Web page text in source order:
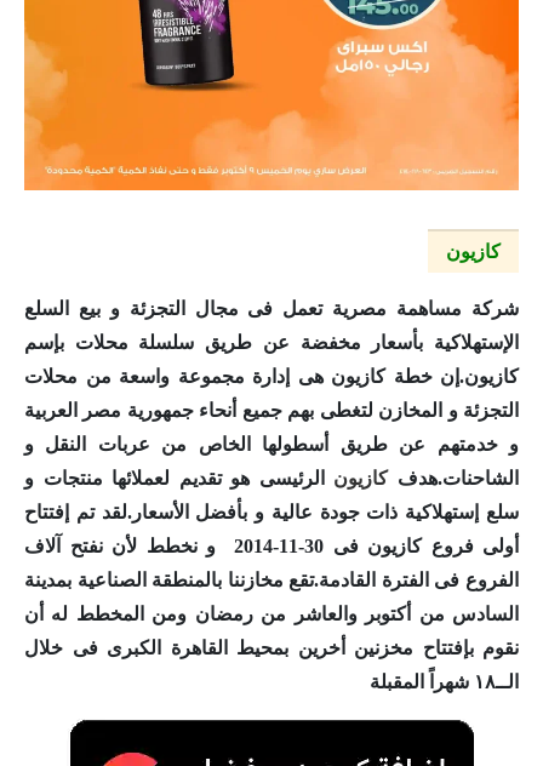
كازيون
شركة مساهمة مصرية تعمل فى مجال التجزئة و بيع السلع
الإستهلاكية بأسعار مخفضة عن طريق سلسلة محلات بإسم
كازيون.إن خطةكازيون هى إدارة مجموعة واسعة من محلات
التجزئة و المخازن لتغطى بهم جميع أنحاء جمهورية مصر العربية
و خدمتهم عن طريق أسطولها الخاص من عربات النقل و
الشاحنات.هدفكازيون الرئيسى هو تقديم لعملائها منتجات و
سلع إستهلاكية ذات جودة عالية و بأفضل الأسعار.لقد تم إفتتاح
أولى فروعكازيون
فى 30-11-2014 و نخطط لأن نفتح آلاف
الفروع فى الفترة القادمة.تقع مخازننا بالمنطقة الصناعية بمدينة
السادس من أكتوبر والعاشر من رمضان ومن المخطط له أن
نقوم بإفتتاح مخزنين أخرين بمحيط القاهرة الكبرى فى خلال
الــ١٨ شهراً المقبلة